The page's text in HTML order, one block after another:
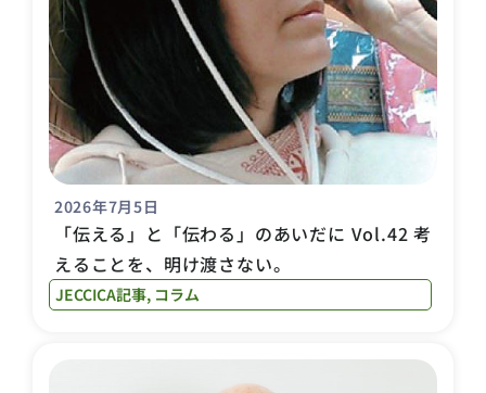
2026年7月5日
「伝える」と「伝わる」のあいだに Vol.42 考
えることを、明け渡さない。
JECCICA記事, コラム